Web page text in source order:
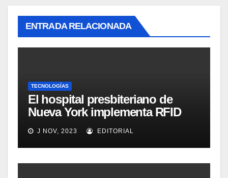
ENTRADA RELACIONADA
TECNOLOGÍAS
El hospital presbiteriano de
Nueva York implementa RFID
para mejorar el proceso de
inventario de equipamiento
médico
J NOV, 2023 EDITORIAL